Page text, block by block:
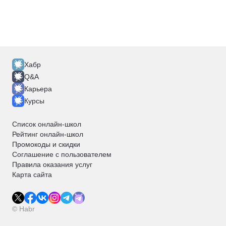
Хабр
Q&A
Карьера
Курсы
Список онлайн-школ
Рейтинг онлайн-школ
Промокоды и скидки
Соглашение с пользователем
Правила оказания услуг
Карта сайта
© Habr